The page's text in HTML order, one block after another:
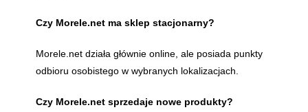
Czy Morele.net ma sklep stacjonarny?
Morele.net działa głównie online, ale posiada punkty
odbioru osobistego w wybranych lokalizacjach.
Czy Morele.net sprzedaje nowe produkty?